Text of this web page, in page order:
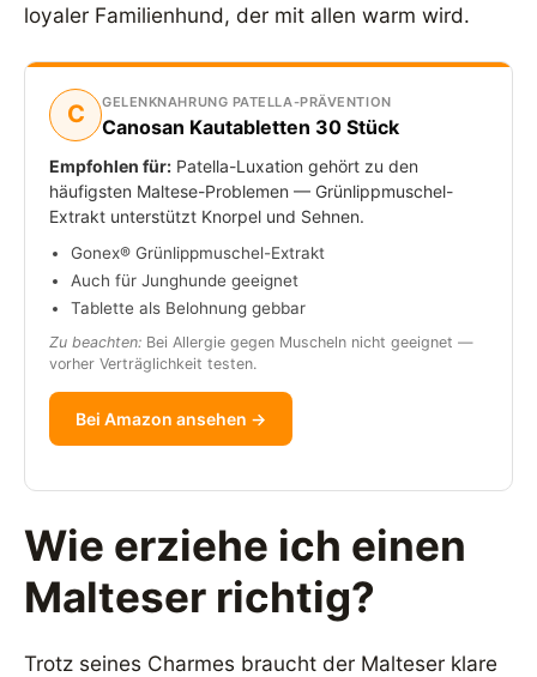
loyaler Familienhund, der mit allen warm wird.
C GELENKNAHRUNG PATELLA-PRÄVENTION
Canosan Kautabletten 30 Stück
Empfohlen für: Patella-Luxation gehört zu den
häufigsten Maltese-Problemen — Grünlippmuschel-
Extrakt unterstützt Knorpel und Sehnen.
Gonex® Grünlippmuschel-Extrakt
Auch für Junghunde geeignet
Tablette als Belohnung gebbar
Zu beachten: Bei Allergie gegen Muscheln nicht geeignet —
vorher Verträglichkeit testen.
Bei Amazon ansehen →
Wie erziehe ich einen
Malteser richtig?
Trotz seines Charmes braucht der Malteser klare